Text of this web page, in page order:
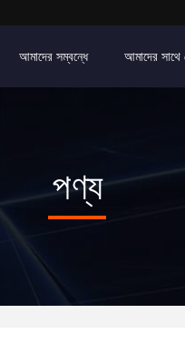
আমাদের সম্বন্ধে আমাদের সাথে
পণ্য